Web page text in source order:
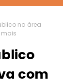
na área
mais
com